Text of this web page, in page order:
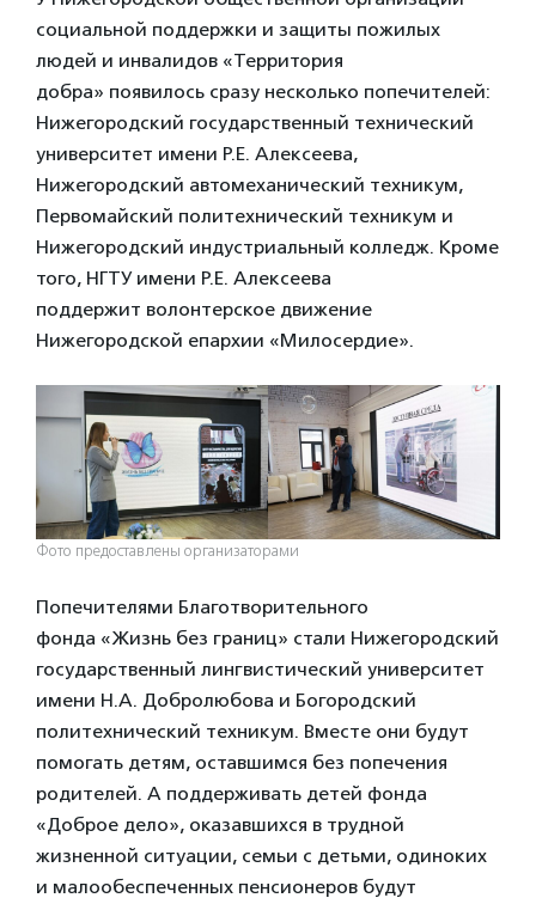
социальной поддержки и защиты пожилых
людей и инвалидов «Территория
добра» появилось сразу несколько попечителей:
Нижегородский государственный технический
университет имени Р.Е. Алексеева,
Нижегородский автомеханический техникум,
Первомайский политехнический техникум и
Нижегородский индустриальный колледж. Кроме
того, НГТУ имени Р.Е. Алексеева
поддержит волонтерское движение
Нижегородской епархии «Милосердие».
Фото предоставлены организаторами
Попечителями Благотворительного
фонда «Жизнь без границ» стали Нижегородский
государственный лингвистический университет
имени Н.А. Добролюбова и Богородский
политехнический техникум. Вместе они будут
помогать детям, оставшимся без попечения
родителей. А поддерживать детей фонда
«Доброе дело», оказавшихся в трудной
жизненной ситуации, семьи с детьми, одиноких
и малообеспеченных пенсионеров будут